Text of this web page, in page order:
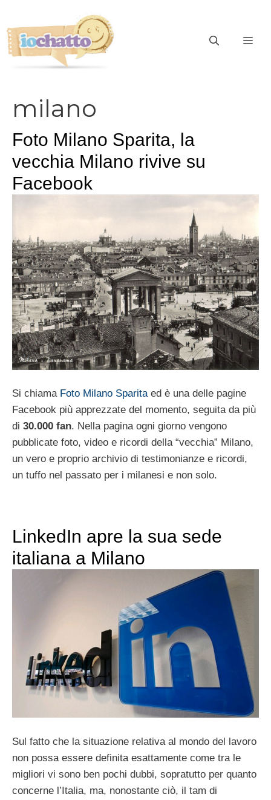
contenuto
milano
Foto Milano Sparita, la
vecchia Milano rivive su
Facebook
Si chiama Foto Milano Sparitaed è una delle pagine
Facebook più apprezzate del momento, seguita da più
di 30.000 fan. Nella pagina ogni giorno vengono
pubblicate foto, video e ricordi della “vecchia” Milano,
un vero e proprio archivio di testimonianze e ricordi,
un tuffo nel passato per i milanesi e non solo.
LinkedIn apre la sua sede
italiana a Milano
Sul fatto che la situazione relativa al mondo del lavoro
non possa essere definita esattamente come tra le
migliori vi sono ben pochi dubbi, sopratutto per quanto
concerne l’Italia, ma, nonostante ciò, il tam di